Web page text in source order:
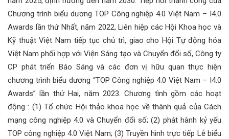
Chương trình biểu dương TOP Công nghiệp 4.0 Việt Nam – I4.0
Awards lần thứ Nhất, năm 2022, Liên hiệp các Hội Khoa học và
Kỹ thuật Việt Nam tiếp tục chủ trì, giao cho Hội Tự động hóa
Việt Nam phối hợp với Viện Sáng tạo và Chuyển đổi số, Công ty
CP phát triển Báo Sáng và các đơn vị hữu quan thực hiện
chương trình biểu dương “TOP Công nghiệp 4.0 Việt Nam – I4.0
Awards” lần thứ Hai, năm 2023. Chương tình gồm các hoạt
động : (1) Tổ chức Hội thảo khoa học về thành quả của Cách
mạng công nghiệp 4.0 và Chuyển đổi số; (2) phát hành kỷ yếu
TOP công nghiệp 4.0 Việt Nam; (3) Truyền hình trực tiếp Lễ biểu